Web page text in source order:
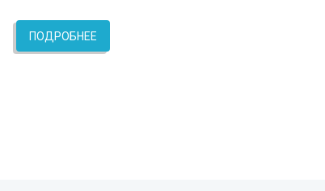
ПОДРОБНЕЕ